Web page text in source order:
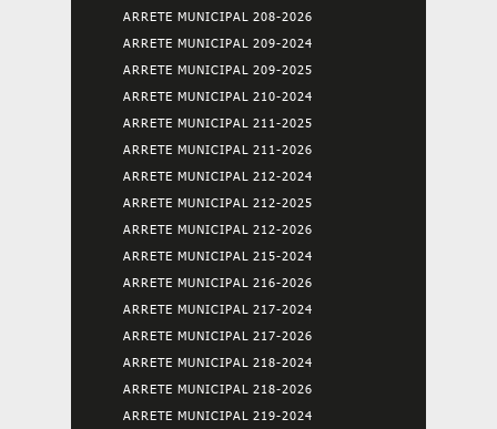
ARRETE MUNICIPAL 208-2026
ARRETE MUNICIPAL 209-2024
ARRETE MUNICIPAL 209-2025
ARRETE MUNICIPAL 210-2024
ARRETE MUNICIPAL 211-2025
ARRETE MUNICIPAL 211-2026
ARRETE MUNICIPAL 212-2024
ARRETE MUNICIPAL 212-2025
ARRETE MUNICIPAL 212-2026
ARRETE MUNICIPAL 215-2024
ARRETE MUNICIPAL 216-2026
ARRETE MUNICIPAL 217-2024
ARRETE MUNICIPAL 217-2026
ARRETE MUNICIPAL 218-2024
ARRETE MUNICIPAL 218-2026
ARRETE MUNICIPAL 219-2024